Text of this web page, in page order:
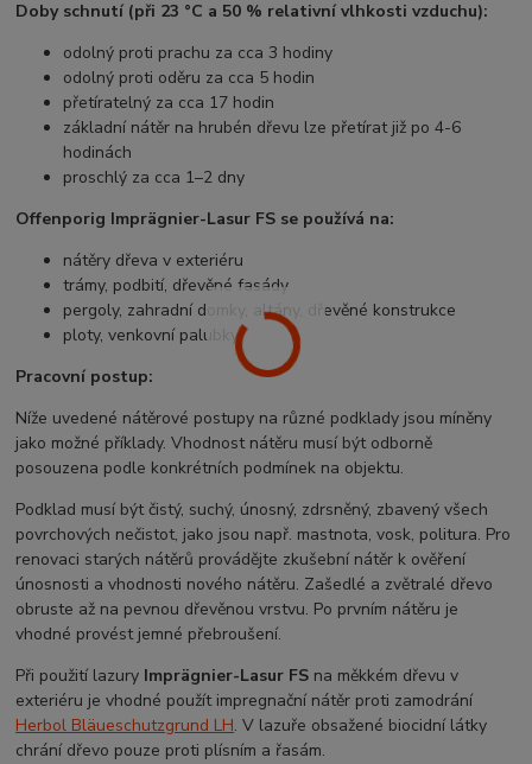
Doby schnutí (při 23 °C a 50 % relativní vlhkosti vzduchu):
odolný proti prachu za cca 3 hodiny
odolný proti oděru za cca 5 hodin
přetíratelný za cca 17 hodin
základní nátěr na hrubén dřevu lze přetírat již po 4-6
hodinách
proschlý za cca 1–2 dny
Offenporig Imprägnier-Lasur FS se používá na:
nátěry dřeva v exteriéru
trámy, podbití, dřevěné fasády
pergoly, zahradní domky, altány, dřevěné konstrukce
ploty, venkovní palubky
Pracovní postup:
Níže uvedené nátěrové postupy na různé podklady jsou míněny
jako možné příklady. Vhodnost nátěru musí být odborně
posouzena podle konkrétních podmínek na objektu.
Podklad musí být čistý, suchý, únosný, zdrsněný, zbavený všech
povrchových nečistot, jako jsou např. mastnota, vosk, politura. Pro
renovaci starých nátěrů provádějte zkušební nátěr k ověření
únosnosti a vhodnosti nového nátěru. Zašedlé a zvětralé dřevo
obruste až na pevnou dřevěnou vrstvu. Po prvním nátěru je
vhodné provést jemné přebroušení.
Při použití lazury Imprägnier-Lasur FS na měkkém dřevu v
exteriéru je vhodné použít impregnační nátěr proti zamodrání
Herbol Bläueschutzgrund LH. V lazuře obsažené biocidní látky
chrání dřevo pouze proti plísním a řasám.